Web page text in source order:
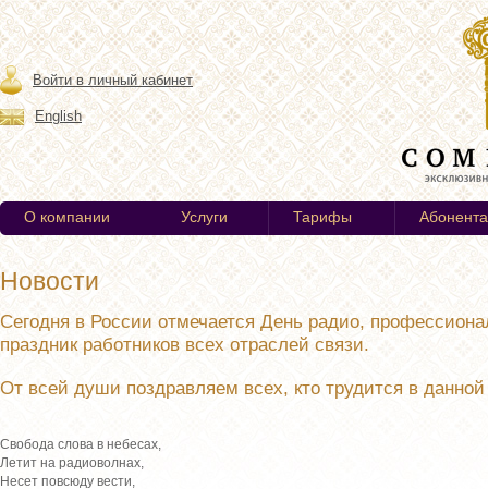
Войти в личный кабинет
English
О компании Услуги Тарифы
Новости
Сегодня в России отмечается День радио,
праздник работников всех отраслей связи.
От всей души поздравляем всех, кто трудится в
Свобода слова в небесах,
Летит на радиоволнах,
Несет повсюду вести,